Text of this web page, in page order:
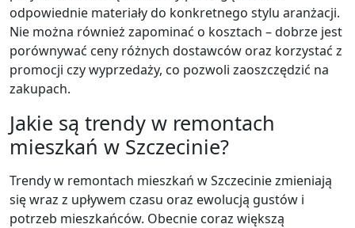
odpowiednie materiały do konkretnego stylu aranżacji.
Nie można również zapominać o kosztach – dobrze jest
porównywać ceny różnych dostawców oraz korzystać z
promocji czy wyprzedaży, co pozwoli zaoszczędzić na
zakupach.
Jakie są trendy w remontach
mieszkań w Szczecinie?
Trendy w remontach mieszkań w Szczecinie zmieniają
się wraz z upływem czasu oraz ewolucją gustów i
potrzeb mieszkańców. Obecnie coraz większą